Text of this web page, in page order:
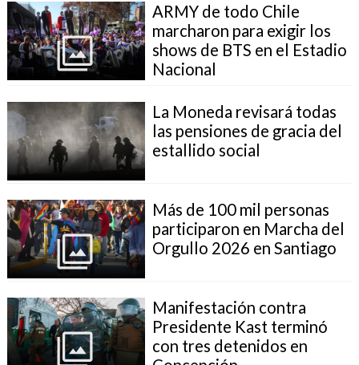
ARMY de todo Chile
marcharon para exigir los
shows de BTS en el Estadio
Nacional
La Moneda revisará todas
las pensiones de gracia del
estallido social
Más de 100 mil personas
participaron en Marcha del
Orgullo 2026 en Santiago
Manifestación contra
Presidente Kast terminó
con tres detenidos en